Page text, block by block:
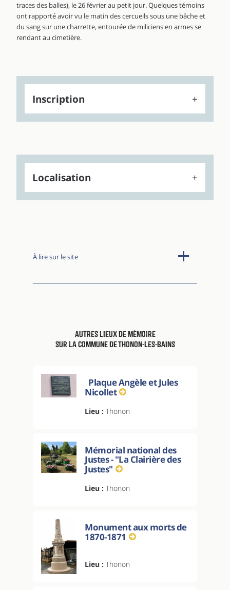
traces des balles), le 26 février au petit jour. Quelques témoins
ont rapporté avoir vu le matin des cercueils sous une bâche et
du sang sur une charrette, entourée de miliciens en armes se
rendant au cimetière.
Inscription
Localisation
À lire sur le site
Autres lieux de mémoire
sur la commune de Thonon-les-Bains
Plaque Angèle et Jules
Nicollet
Lieu : Thonon
Mémorial national des
Justes - "La Clairière des
Justes"
Lieu : Thonon
Monument aux morts de
1870-1871
Lieu : Thonon